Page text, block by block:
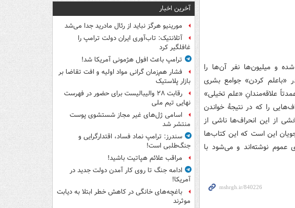
و میلیون‌ها نفر آن‌ها را
«باعلم کردن» جوامع بشری
علاقه‌مندانِ «علم تخیلی»
را که در نتیجهٔ خواندن
از این انحراف‌ها ناشی از
این است که این کتاب‌ها
عموم نوشته‌اند و می‌شود با
آخرین اخبار
مورینیو هرگز نباید از رئال مادرید جدا می‌شد
آتلانتیک: تاب‌آوری ایران دولت ترامپ را
غافلگیر کرد
ترامپ باعث افول هژمونی آمریکا شد!
فشار هم‌زمان گرانی مواد اولیه و افت تقاضا بر
بازار پلاستیک
رقابت ۲۸ والیبالیست برای حضور در فهرست
نهایی تیم ملی
اسامی ژل‌های غیر مجاز شستشوی پوست
منتشر شد
سندرز: ترامپ نماد فساد، اقتدارگرایی و
جنگ‌طلبی است!
مراقب علائم هپاتیت باشید!
ادامه جنگ تا روی کار آمدن دولت جدید در
آمریکا!
باغچه‌های خانگی در کاهش خطر ابتلا به دیابت
موثرند